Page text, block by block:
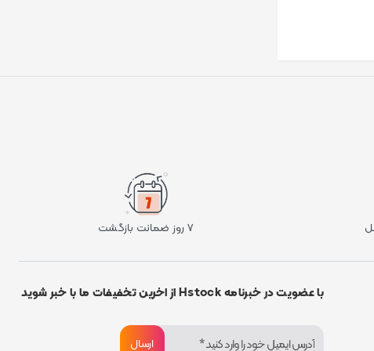
۷ روز ضمانت بازگشت
با عضویت در خبرنامه Hstock از اخرین تخفیفات ما با خبر شوید